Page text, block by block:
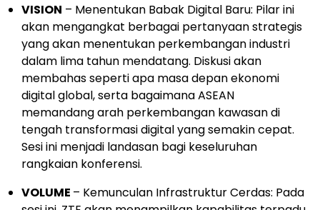
VISION – Menentukan Babak Digital Baru: Pilar ini
akan mengangkat berbagai pertanyaan strategis
yang akan menentukan perkembangan industri
dalam lima tahun mendatang. Diskusi akan
membahas seperti apa masa depan ekonomi
digital global, serta bagaimana ASEAN
memandang arah perkembangan kawasan di
tengah transformasi digital yang semakin cepat.
Sesi ini menjadi landasan bagi keseluruhan
rangkaian konferensi.
VOLUME – Kemunculan Infrastruktur Cerdas: Pada